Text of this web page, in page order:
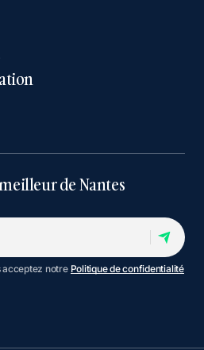
de Nantes
acceptez notre Politique de confidentialité